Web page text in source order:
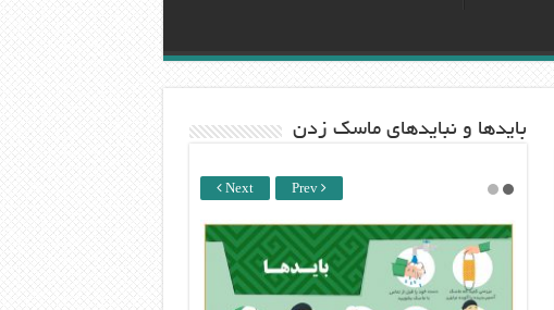
باید‌ها و نبایدهای ماسک زدن
Next Prev